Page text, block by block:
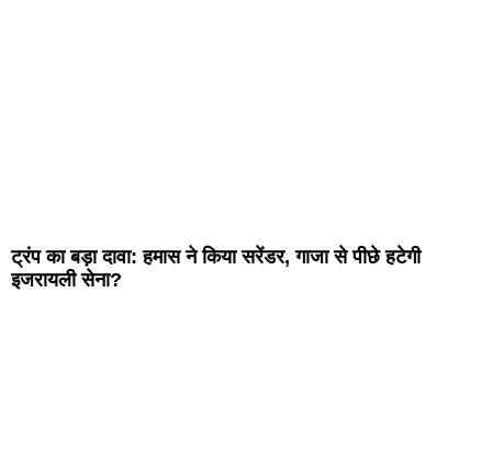
ट्रंप का बड़ा दावा: हमास ने किया सरेंडर, गाजा से पीछे हटेगी
इजरायली सेना?